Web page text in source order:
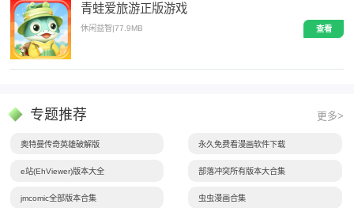
青蛙爱旅游正版游戏
休闲益智 |77.9MB 查看
专题推荐 更多>
奥特曼传奇英雄破解版 永久免费看漫画软件下载
e站(EhViewer)版本大全 部落冲突所有版本大合集
jmcomic全部版本合集 虫虫漫画合集